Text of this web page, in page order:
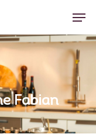
close
Fabian